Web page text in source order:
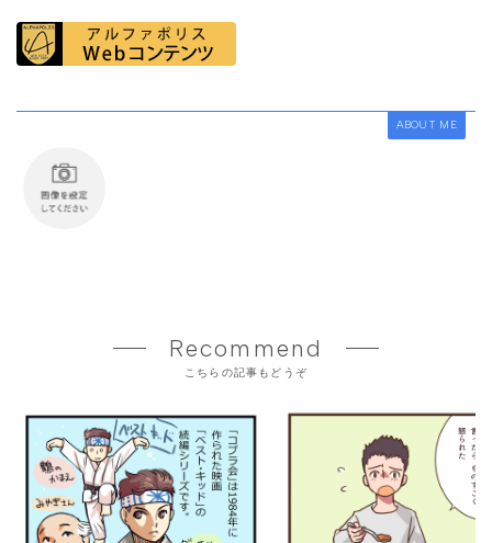
ABOUT ME
Recommend
こちらの記事もどうぞ